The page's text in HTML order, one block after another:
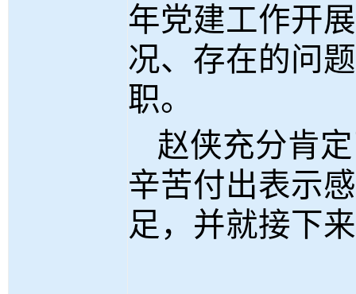
年党建工作开
况、存在的问
职。
赵侠充分肯
辛苦付出表示
足，并就接下